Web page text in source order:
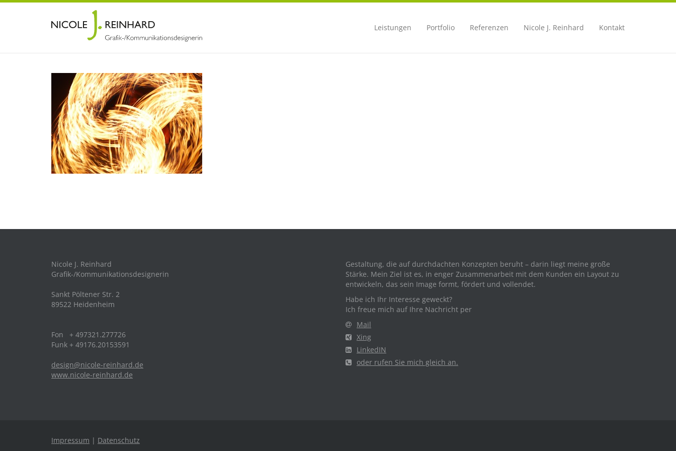
Leistungen Portfolio Referenzen Nicole J. Reinhard Kontakt
Nicole J. Reinhard
Grafik-/Kommunikationsdesignerin
Sankt Pöltener Str. 2
89522 Heidenheim
Fon + 497321.277726
Funk + 49176.20153591
design@nicole-reinhard.de
www.nicole-reinhard.de
Gestaltung, die auf durchdachten Konzepten beruht – darin liegt meine große
Stärke. Mein Ziel ist es, in enger Zusammenarbeit mit dem Kunden ein Layout zu
entwickeln, das sein Image formt, fördert und vollendet.
Habe ich Ihr Interesse geweckt?
Ich freue mich auf Ihre Nachricht per
Mail
Xing
LinkedIN
oder rufen Sie mich gleich an.
Impressum | Datenschutz